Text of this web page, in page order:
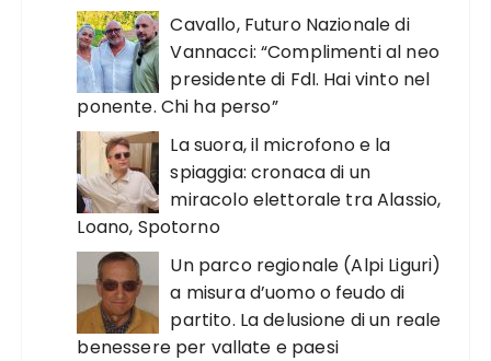
Cavallo, Futuro Nazionale di
Vannacci: “Complimenti al neo
presidente di FdI. Hai vinto nel
ponente. Chi ha perso”
La suora, il microfono e la
spiaggia: cronaca di un
miracolo elettorale tra Alassio,
Loano, Spotorno
Un parco regionale (Alpi Liguri)
a misura d’uomo o feudo di
partito. La delusione di un reale
benessere per vallate e paesi